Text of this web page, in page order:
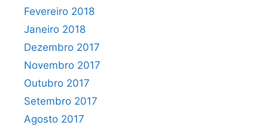
Fevereiro 2018
Janeiro 2018
Dezembro 2017
Novembro 2017
Outubro 2017
Setembro 2017
Agosto 2017